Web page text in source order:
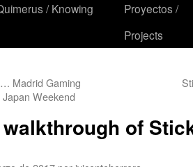
/ Knowing
Proyectos /
Projects
Madrid Gaming
Weekend
of